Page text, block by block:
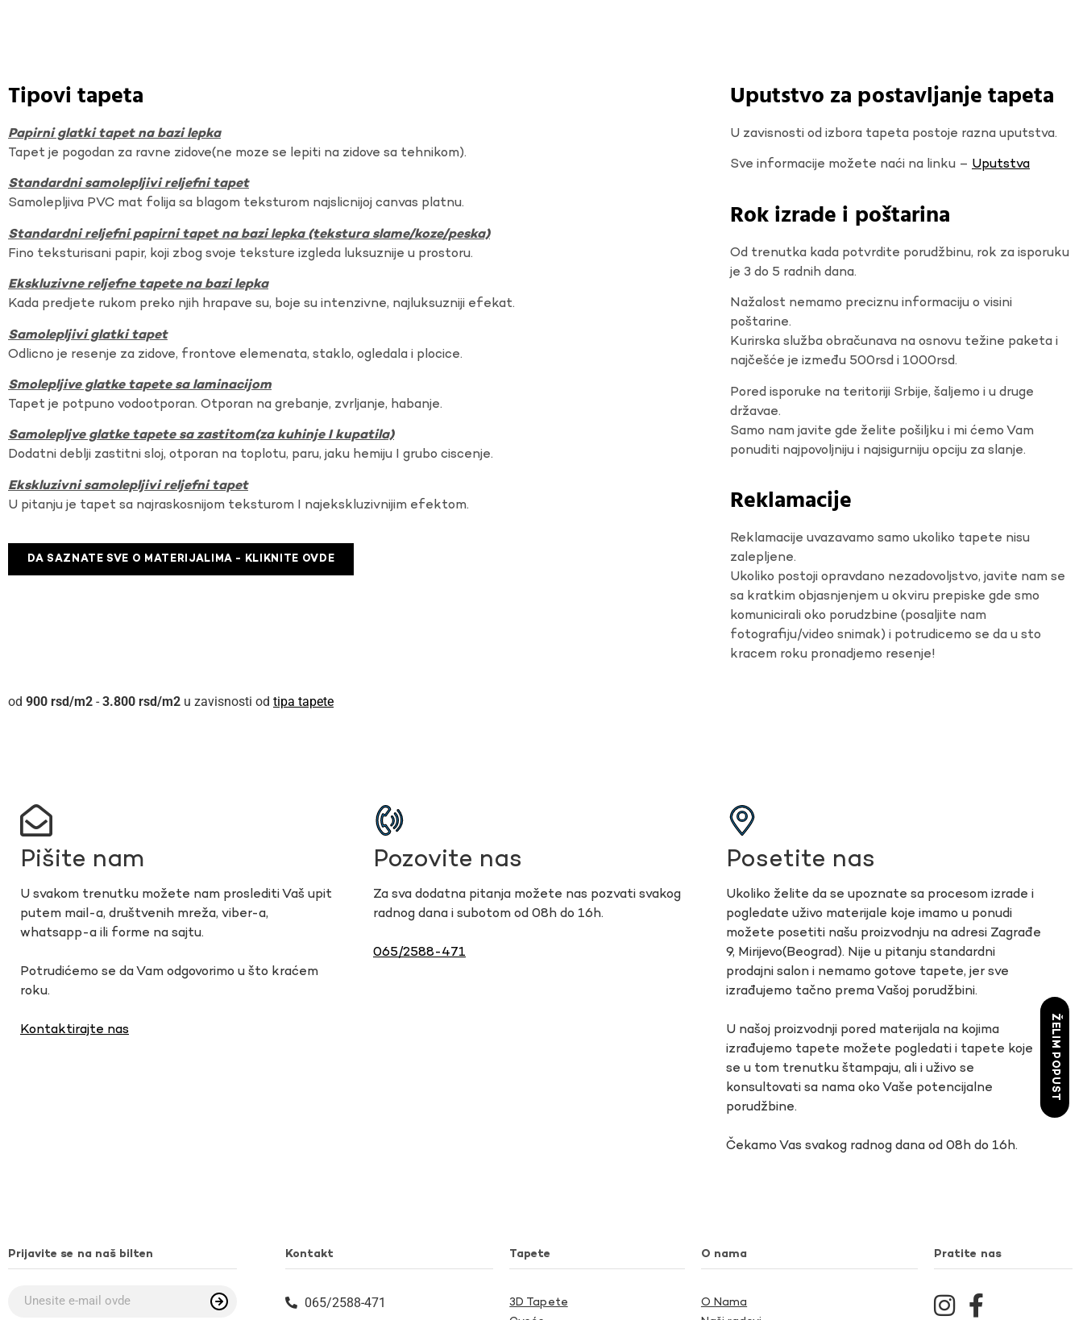
Tipovi tapeta
Papirni glatki tapet na bazi lepka
Tapet je pogodan za ravne zidove(ne moze se lepiti na zidove sa tehnikom).
Standardni samolepljivi reljefni tapet
Samolepljiva PVC mat folija sa blagom teksturom najslicnijoj canvas platnu.
Standardni reljefni papirni tapet na bazi lepka (tekstura slame/koze/peska)
Fino teksturisani papir, koji zbog svoje teksture izgleda luksuznije u prostoru.
Ekskluzivne reljefne tapete na bazi lepka
Kada predjete rukom preko njih hrapave su, boje su intenzivne, najluksuzniji efekat.
Samolepljivi glatki tapet
Odlicno je resenje za zidove, frontove elemenata, staklo, ogledala i plocice.
Smolepljive glatke tapete sa laminacijom
Tapet je potpuno vodootporan. Otporan na grebanje, zvrljanje, habanje.
Samolepljve glatke tapete sa zastitom(za kuhinje I kupatila)
Dodatni deblji zastitni sloj, otporan na toplotu, paru, jaku hemiju I grubo ciscenje.
Ekskluzivni samolepljivi reljefni tapet
U pitanju je tapet sa najraskosnijom teksturom I najekskluzivnijim efektom.
DA SAZNATE SVE O MATERIJALIMA - KLIKNITE OVDE
Uputstvo za postavljanje tapeta
U zavisnosti od izbora tapeta postoje razna uputstva.
Sve informacije možete naći na linku – Uputstva
Rok izrade i poštarina
Od trenutka kada potvrdite porudžbinu, rok za isporuku
je 3 do 5 radnih dana.
Nažalost nemamo preciznu informaciju o visini
poštarine.
Kurirska služba obračunava na osnovu težine paketa i
najčešće je između 500rsd i 1000rsd.
Pored isporuke na teritoriji Srbije, šaljemo i u druge
državae.
Samo nam javite gde želite pošiljku i mi ćemo Vam
ponuditi najpovoljniju i najsigurniju opciju za slanje.
Reklamacije
Reklamacije uvazavamo samo ukoliko tapete nisu
zalepljene.
Ukoliko postoji opravdano nezadovoljstvo, javite nam se
sa kratkim objasnjenjem u okviru prepiske gde smo
komunicirali oko porudzbine (posaljite nam
fotografiju/video snimak) i potrudicemo se da u sto
kracem roku pronadjemo resenje!
900 rsd - 3.800 rsd u zavisnosti od tipa tapete
Pišite nam
U svakom trenutku možete nam proslediti Vaš upit
putem mail-a, društvenih mreža, viber-a,
whatsapp-a ili forme na sajtu.
Potrudićemo se da Vam odgovorimo u što kraćem
roku.
Kontaktirajte nas
Pozovite nas
Za sva dodatna pitanja možete nas pozvati svakog
radnog dana i subotom od 08h do 16h.
065/2588-471
Posetite nas
Ukoliko želite da se upoznate sa procesom izrade i
pogledate uživo materijale koje imamo u ponudi
možete posetiti našu proizvodnju na adresi Zagrađe
9, Mirijevo(Beograd). Nije u pitanju standardni
prodajni salon i nemamo gotove tapete, jer sve
izrađujemo tačno prema Vašoj porudžbini.
U našoj proizvodnji pored materijala na kojima
izrađujemo tapete možete pogledati i tapete koje
se u tom trenutku štampaju, ali i uživo se
konsultovati sa nama oko Vaše potencijalne
porudžbine.
Čekamo Vas svakog radnog dana od 08h do 16h.
Prijavite se na naš bilten Kontakt
065/2588-471
Tapete
3D Tapete
O nama
O Nama
Pratite nas
ŽELIM POPUST